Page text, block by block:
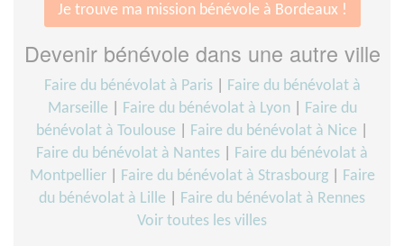
Je trouve ma mission bénévole à Bordeaux !
Devenir bénévole dans une autre ville
Faire du bénévolat à Paris|
Faire du bénévolat à
Marseille
Faire du bénévolat à Lyon|
Faire du
bénévolat à Toulouse
Faire du bénévolat à Nice
Faire du bénévolat à Nantes
Faire du bénévolat à
Montpellier| Faire du bénévolat à Strasbourg|
Faire
du bénévolat à Lille
Faire du bénévolat à Rennes
Voir toutes les villes